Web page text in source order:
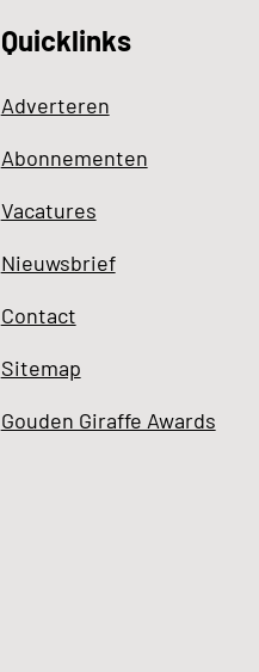
Quicklinks
Adverteren
Abonnementen
Vacatures
Nieuwsbrief
Contact
Sitemap
Gouden Giraffe Awards